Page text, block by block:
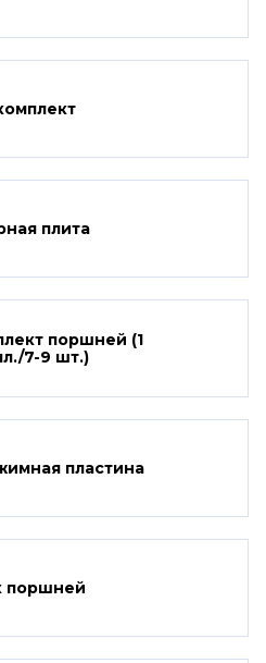
плита
поршней (1
7-9 шт.)
пластина
поршней